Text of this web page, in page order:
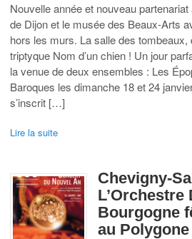
Nouvelle année et nouveau partenariat
de Dijon et le musée des Beaux-Arts
hors les murs. La salle des tombeaux,
triptyque Nom d’un chien ! Un jour
la venue de deux ensembles : Les
Baroques les dimanche 18 et 24
s’inscrit […]
Lire la suite
Chevigny-
L’Orchestre
Bourgogne
au Polygone